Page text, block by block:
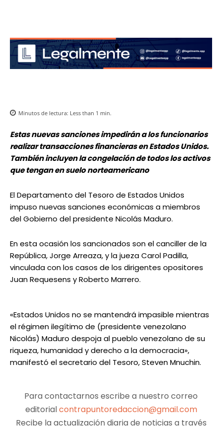
Minutos de lectura: Less than 1 min.
Estas nuevas sanciones impedirán a los funcionarios
realizar transacciones financieras en Estados Unidos.
También incluyen la congelación de todos los activos
que tengan en suelo norteamericano
El Departamento del Tesoro de Estados Unidos
impuso nuevas sanciones económicas a miembros
del Gobierno del presidente Nicolás Maduro.
En esta ocasión los sancionados son el canciller de la
República, Jorge Arreaza, y la jueza Carol Padilla,
vinculada con los casos de los dirigentes opositores
Juan Requesens y Roberto Marrero.
«Estados Unidos no se mantendrá impasible mientras
el régimen ilegítimo de (presidente venezolano
Nicolás) Maduro despoja al pueblo venezolano de su
riqueza, humanidad y derecho a la democracia»,
manifestó el secretario del Tesoro, Steven Mnuchin.
Para contactarnos escribe a nuestro correo
editorialcontrapuntoredaccion@gmail.com
Recibe la actualización diaria de noticias a través